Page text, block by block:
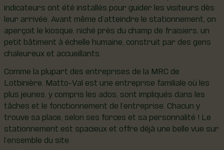
indicateurs ont été installés pour guider les visiteurs dès
leur arrivée. Avant même d’atteindre le stationnement, on
aperçoit le kiosque, niché près du champ de fraisiers, un
petit bâtiment à échelle humaine, construit par des gens
chaleureux et accueillants.
Comme la plupart des entreprises de la MRC de
Lotbinière, Matto-Val est une entreprise familiale où les
plus jeunes, y compris les ados, sont impliqués dans les
tâches et le fonctionnement de l’entreprise. Chacun y
trouve sa place, selon ses forces et sa personnalité ! Le
stationnement est spacieux et offre déjà une belle vue sur
l’ensemble du site.